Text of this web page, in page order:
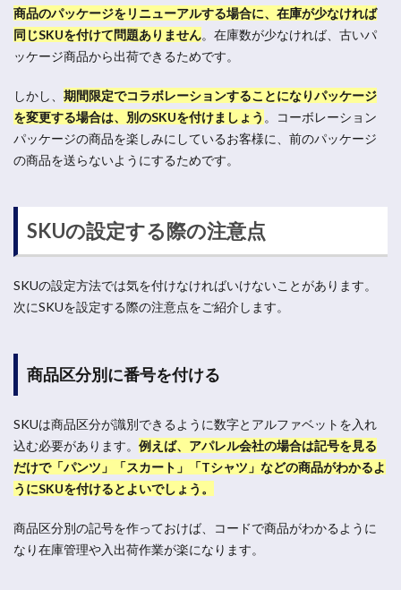
商品のパッケージをリニューアルする場合に、在庫が少なければ
同じSKUを付けて問題ありません。 在庫数が少なければ、古いパ
ッケージ商品から出荷できるためです。
しかし、 期間限定でコラボレーションすることになりパッケージ
を変更する場合は、別のSKUを付けましょう 。
コーボレーション
パッケージの商品を楽しみにしているお客様に、前のパッケージ
の商品を送らないようにするためです。
SKUの設定する際の注意点
SKUの設定方法では気を付けなければいけないことがあります。
次にSKUを設定する際の注意点をご紹介します。
商品区分別に番号を付ける
SKUは商品区分が識別できるように数字とアルファベットを入れ
込む必要があります。 例えば、アパレル会社の場合は記号を見る
だけで「パンツ」「スカート」「Tシャツ」などの商品がわかるよ
うにSKUを付けるとよいでしょう。
商品区分別の記号を作っておけば、コードで商品がわかるように
なり在庫管理や入出荷作業が楽になります。